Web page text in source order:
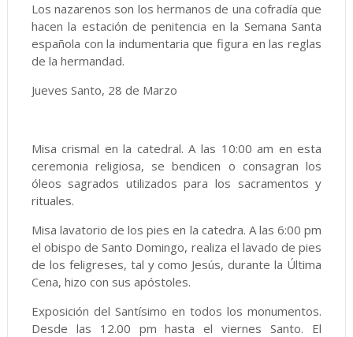
Los nazarenos son los hermanos de una cofradía que
hacen la estación de penitencia en la Semana Santa
española con la indumentaria que figura en las reglas
de la hermandad.
Jueves Santo, 28 de Marzo
Misa crismal en la catedral. A las 10:00 am en esta
ceremonia religiosa, se bendicen o consagran los
óleos sagrados utilizados para los sacramentos y
rituales.
Misa lavatorio de los pies en la catedra. A las 6:00 pm
el obispo de Santo Domingo, realiza el lavado de pies
de los feligreses, tal y como Jesús, durante la Última
Cena, hizo con sus apóstoles.
Exposición del Santísimo en todos los monumentos.
Desde las 12.00 pm hasta el viernes Santo. El